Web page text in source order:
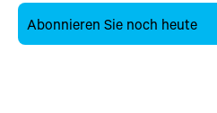
Abonnieren Sie noch heute